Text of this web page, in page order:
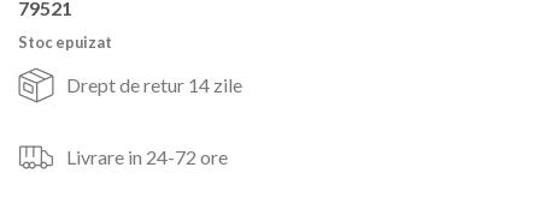
fost:
460lei.
79521
Stoc epuizat
Drept de retur 14 zile
Livrare in 24-72 ore